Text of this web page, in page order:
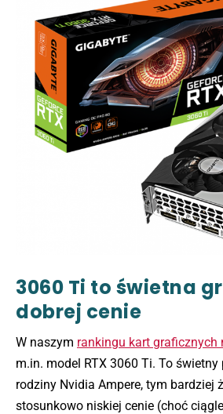
3060 Ti to świetna
dobrej cenie
W naszym rankingu kart graficznych
m.in. model RTX 3060 Ti. To
rodziny Nvidia Ampere, tym bardziej
stosunkowo niskiej cenie (choć